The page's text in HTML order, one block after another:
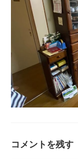
コメントを残す